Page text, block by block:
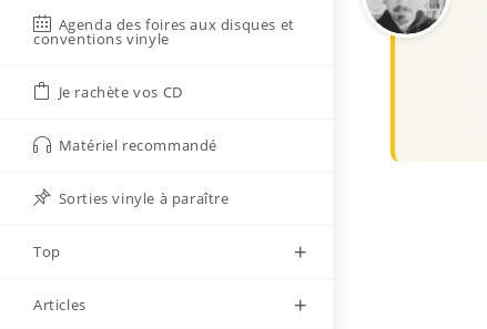
Agenda des foires aux disques et
conventions vinyle
Je rachète vos CD
Matériel recommandé
Sorties vinyle à paraître
Top
Articles